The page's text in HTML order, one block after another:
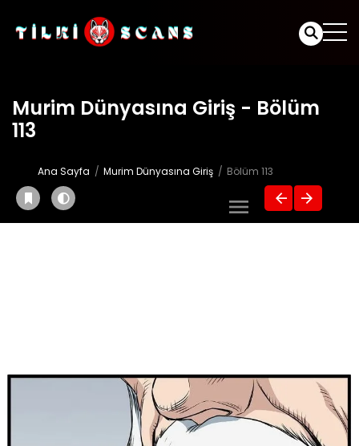
Murim Dünyasına Giriş - Bölüm
113
Ana Sayfa Murim Dünyasına Giriş Bölüm 113